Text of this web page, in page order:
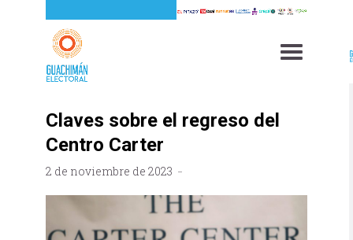
Claves sobre el regreso del
Centro Carter
2 de noviembre de 2023